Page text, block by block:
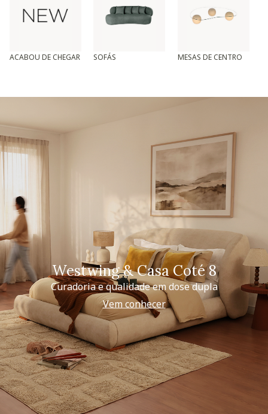
ACABOU DE CHEGAR SOFÁS MESAS DE CENTRO
Westwing & Casa Coté 8
Curadoria e qualidade em dose dupla
Vem conhecer